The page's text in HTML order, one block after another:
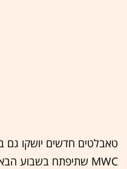
טאבלטים חדשים יושקו גם